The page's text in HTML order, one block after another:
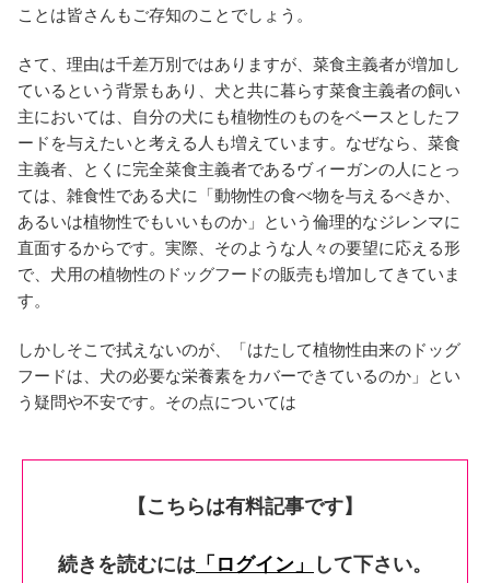
ことは皆さんもご存知のことでしょう。
さて、理由は千差万別ではありますが、菜食主義者が増加し
ているという背景もあり、犬と共に暮らす菜食主義者の飼い
主においては、自分の犬にも植物性のものをベースとしたフ
ードを与えたいと考える人も増えています。なぜなら、菜食
主義者、とくに完全菜食主義者であるヴィーガンの人にとっ
ては、雑食性である犬に「動物性の食べ物を与えるべきか、
あるいは植物性でもいいものか」という倫理的なジレンマに
直面するからです。実際、そのような人々の要望に応える形
で、犬用の植物性のドッグフードの販売も増加してきていま
す。
しかしそこで拭えないのが、「はたして植物性由来のドッグ
フードは、犬の必要な栄養素をカバーできているのか」とい
う疑問や不安です。その点については
【こちらは有料記事です】
続きを読むには 「ログイン」
して下さい。